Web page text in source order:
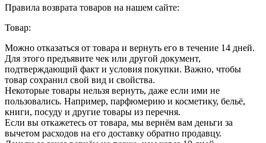
Правила возврата товаров на нашем сайте:
Товар:
Можно отказаться от товара и вернуть его в течение 14 дней.
Для этого предъявите чек или другой документ,
подтверждающий факт и условия покупки. Важно, чтобы
товар сохранил свой вид и свойства.
Некоторые товары нельзя вернуть, даже если ими не
пользовались. Например, парфюмерию и косметику, бельё,
книги, посуду и другие товары из перечня.
Если вы откажетесь от товара, мы вернём вам деньги за
вычетом расходов на его доставку обратно продавцу.